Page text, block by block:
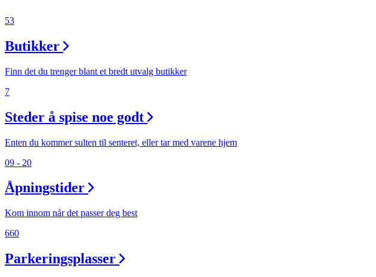
Tilbud
Inspirasjon
Ledige stillinger
53
Butikker
Finn det du trenger blant et bredt utvalg butikker
7
Steder å spise noe godt
Enten du kommer sulten til senteret, eller tar med varene hjem
09 - 20
Åpningstider
Kom innom når det passer deg best
660
Parkeringsplasser